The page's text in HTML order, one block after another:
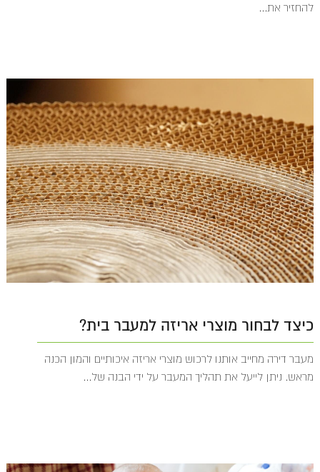
להחזיר את...
כיצד לבחור מוצרי אריזה למעבר בית?
מעבר דירה מחייב אותנו לרכוש מוצרי אריזה איכותיים והמון הכנה
מראש. ניתן לייעל את תהליך המעבר על ידי הבנה של...